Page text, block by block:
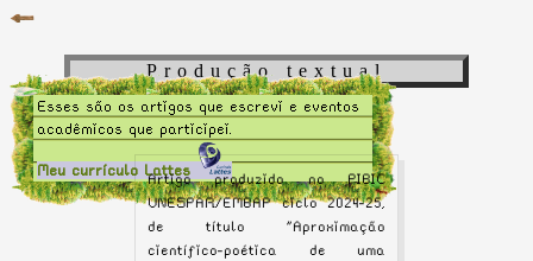
Esses são os artigos que escrevi e eventos
acadêmicos que participei.
Meu currículo Lattes
Produção textual
Artigo produzido no PIBIC
UNESPAR/EMBAP ciclo 2024-25,
de título "Aproximação
científico-poética de uma